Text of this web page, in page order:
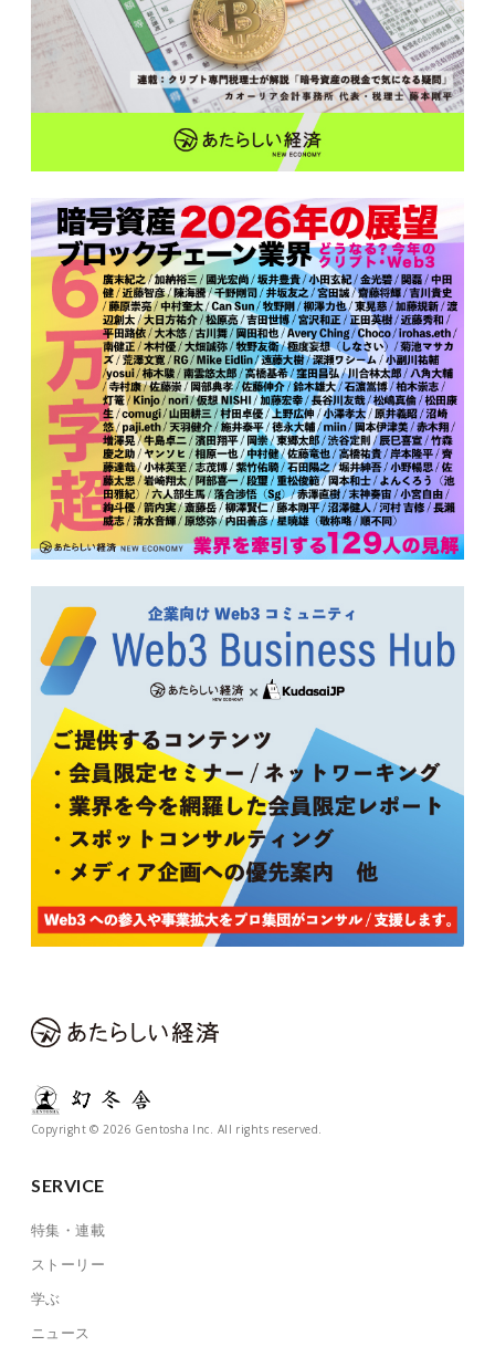
Copyright © 2026 Gentosha Inc. All rights reserved.
SERVICE
特集・連載
ストーリー
学ぶ
ニュース